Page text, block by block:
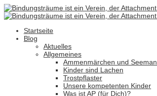
Startseite
Blog
Aktuelles
Allgemeines
Ammenmärchen und
Kinder sind Lachen
Trostpflaster
Unsere kompetenten Kinder
Was ist AP (für Dich)?